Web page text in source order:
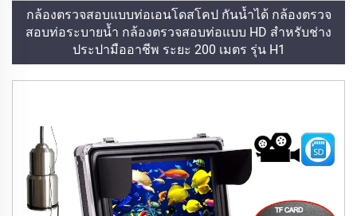
กล้องตรวจสอบแบบท่อเอนโดสโคป กันน้ำได้ กล้องตรวจ
สอบท่อระบายน้ำ กล้องตรวจสอบท่อแบบ HD สำหรับช่าง
ประปามืออาชีพ ระยะ 200 เมตร รุ่น H1